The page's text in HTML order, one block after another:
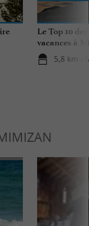
Le Top 10
vacances à
5,8 km -